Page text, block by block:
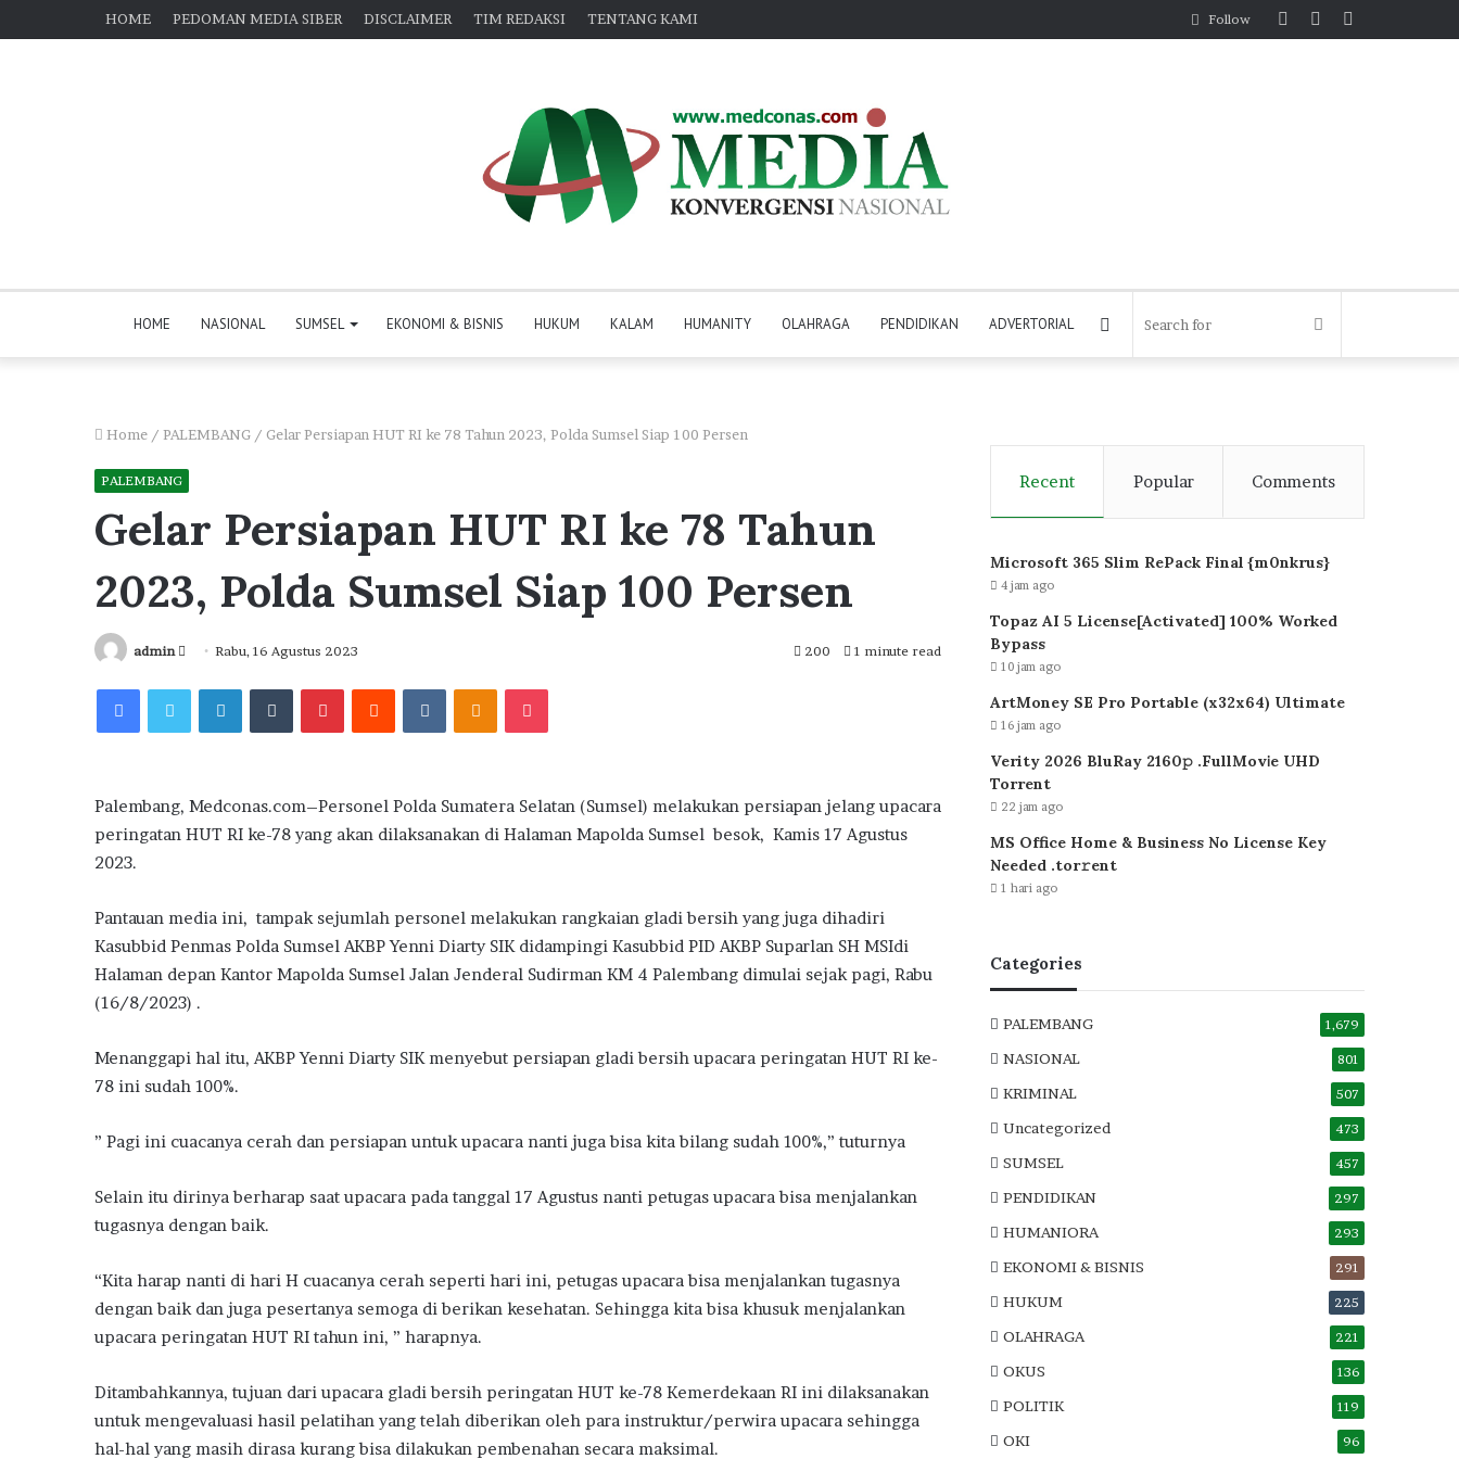
HOME PEDOMAN MEDIA SIBER DISCLAIMER TIM REDAKSI TENTANG KAMI
Random
Log
Follow
HOME NASIONAL SUMSEL EKONOMI & BISNIS HUKUM KALAM HUMANITY OLAHRAGA PENDIDIKAN ADVERTORIAL
Home / PALEMBANG / Gelar Persiapan HUT RI ke 78 Tahun 2023, Polda Sumsel Siap 100 Persen
PALEMBANG
Gelar Persiapan HUT RI ke 78 Tahun
2023, Polda Sumsel Siap 100 Persen
admin
Send
email
Rabu, 16 Agustus 2023 200 1 minute read
FacebookTwitterLinkedInTumblrPinterestReddit VKontakteOdnoklassniki
Pocket
Palembang, Medconas.com–Personel Polda Sumatera Selatan (Sumsel) melakukan persiapan jelang upacara
peringatan HUT RI ke-78 yang akan dilaksanakan di Halaman Mapolda Sumsel besok, Kamis 17 Agustus
2023.
Pantauan media ini, tampak sejumlah personel melakukan rangkaian gladi bersih yang juga dihadiri
Kasubbid Penmas Polda Sumsel AKBP Yenni Diarty SIK didampingi Kasubbid PID AKBP Suparlan SH MSIdi
Halaman depan Kantor Mapolda Sumsel Jalan Jenderal Sudirman KM 4 Palembang dimulai sejak pagi, Rabu
(16/8/2023) .
Menanggapi hal itu, AKBP Yenni Diarty SIK menyebut persiapan gladi bersih upacara peringatan HUT RI ke-
78 ini sudah 100%.
” Pagi ini cuacanya cerah dan persiapan untuk upacara nanti juga bisa kita bilang sudah 100%,” tuturnya
Selain itu dirinya berharap saat upacara pada tanggal 17 Agustus nanti petugas upacara bisa menjalankan
tugasnya dengan baik.
“Kita harap nanti di hari H cuacanya cerah seperti hari ini, petugas upacara bisa menjalankan tugasnya
dengan baik dan juga pesertanya semoga di berikan kesehatan. Sehingga kita bisa khusuk menjalankan
upacara peringatan HUT RI tahun ini, ” harapnya.
Ditambahkannya, tujuan dari upacara gladi bersih peringatan HUT ke-78 Kemerdekaan RI ini dilaksanakan
untuk mengevaluasi hasil pelatihan yang telah diberikan oleh para instruktur/perwira upacara sehingga
hal-hal yang masih dirasa kurang bisa dilakukan pembenahan secara maksimal.
Recent Popular Comments
Microsoft 365 Slim RePack Final {m0nkrus}
4 jam ago
Topaz AI 5 License[Activated] 100% Worked
Bypass
10 jam ago
ArtMoney SE Pro Portable (x32x64) Ultimate
16 jam ago
Verity 2026 BluRay 2160𝚙 .FullMov𝗂e UHD
Torrent
22 jam ago
MS Office Home & Business No License Key
Needed .tоr𝚛еnt
1 hari ago
Categories
PALEMBANG 1,679
NASIONAL 801
KRIMINAL 507
Uncategorized 473
SUMSEL 457
PENDIDIKAN 297
HUMANIORA 293
EKONOMI & BISNIS 291
HUKUM 225
OLAHRAGA 221
OKUS 136
POLITIK 119
OKI 96